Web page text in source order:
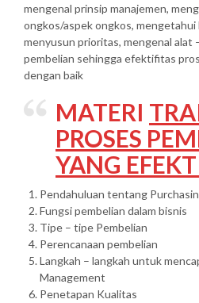
mengenal prinsip manajemen,
ongkos/aspek ongkos, mengetahui
menyusun prioritas, mengenal alat
pembelian sehingga efektifitas
dengan baik
MATERI
PROSES
YANG
Pendahuluan tentang
Fungsi pembelian dalam bisnis
Tipe – tipe Pembelian
Perencanaan pembelian
Langkah – langkah untuk
Management
Penetapan Kualitas